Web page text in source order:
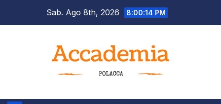
Sab. Ago 8th, 2026 8:00:15 PM